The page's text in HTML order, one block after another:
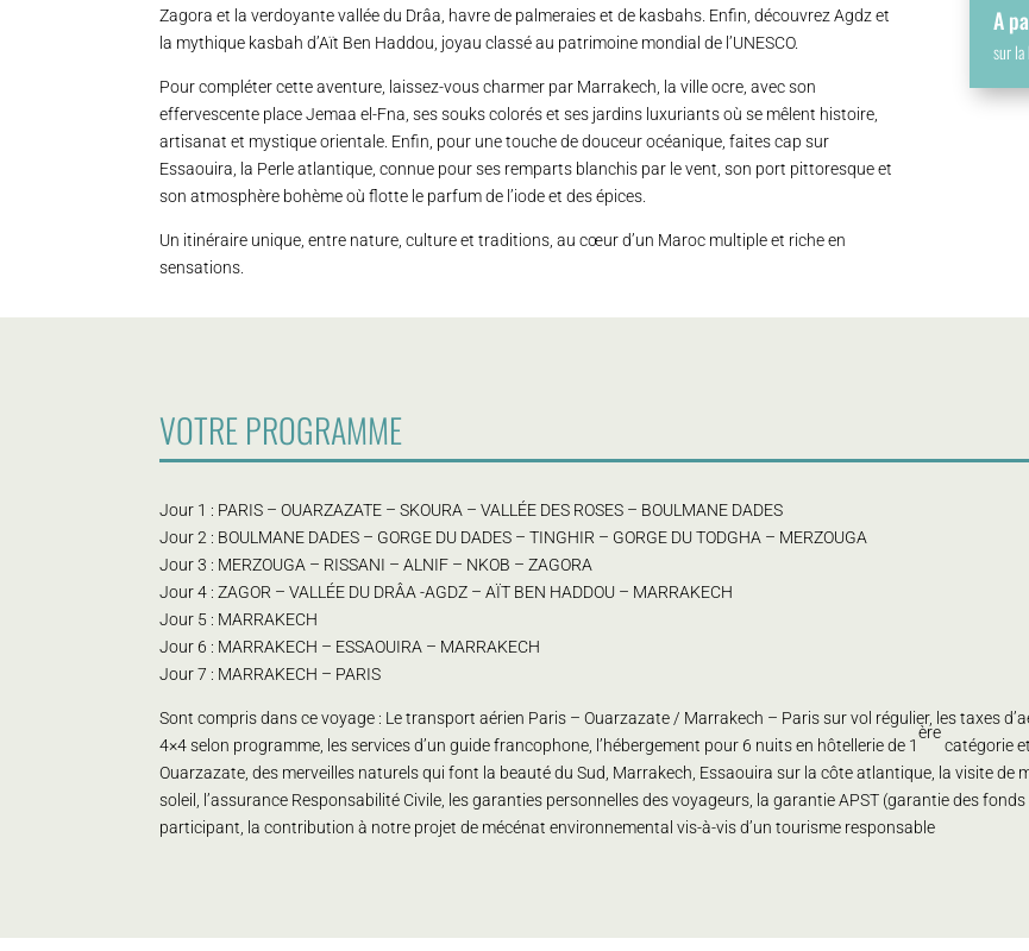
Zagora et la verdoyante vallée du Drâa, havre de palmeraies et de kasbahs. Enfin, découvrez Agdz et
la mythique kasbah d’Aït Ben Haddou, joyau classé au patrimoine mondial de l’UNESCO.
Pour compléter cette aventure, laissez-vous charmer par Marrakech, la ville ocre, avec son
effervescente place Jemaa el-Fna, ses souks colorés et ses jardins luxuriants où se mêlent histoire,
artisanat et mystique orientale. Enfin, pour une touche de douceur océanique, faites cap sur
Essaouira, la Perle atlantique, connue pour ses remparts blanchis par le vent, son port pittoresque et
son atmosphère bohème où flotte le parfum de l’iode et des épices.
Un itinéraire unique, entre nature, culture et traditions, au cœur d’un Maroc multiple et riche en
sensations.
A
sur
VOTRE PROGRAMME
Jour 1 : PARIS – OUARZAZATE – SKOURA – VALLÉE DES ROSES – BOULMANE DADES
Jour 2 : BOULMANE DADES – GORGE DU DADES – TINGHIR – GORGE DU TODGHA – MERZOUGA
Jour 3 : MERZOUGA – RISSANI – ALNIF – NKOB – ZAGORA
Jour 4 : ZAGOR – VALLÉE DU DRÂA -AGDZ – AÏT BEN HADDOU – MARRAKECH
Jour 5 : MARRAKECH
Jour 6 : MARRAKECH – ESSAOUIRA – MARRAKECH
Jour 7 : MARRAKECH – PARIS
Sont compris dans ce voyage : Le transport aérien Paris – Ouarzazate / Marrakech – Paris sur vol régulier, les taxes
4×4 selon programme, les services d’un guide francophone, l’hébergement pour 6 nuits en hôtellerie de 1
ère
catégorie
Ouarzazate, des merveilles naturels qui font la beauté du Sud, Marrakech, Essaouira sur la côte atlantique, la visite de
soleil, l’assurance Responsabilité Civile, les garanties personnelles des voyageurs, la garantie APST (garantie des
participant, la contribution à notre projet de mécénat environnemental vis-à-vis d’un tourisme responsable